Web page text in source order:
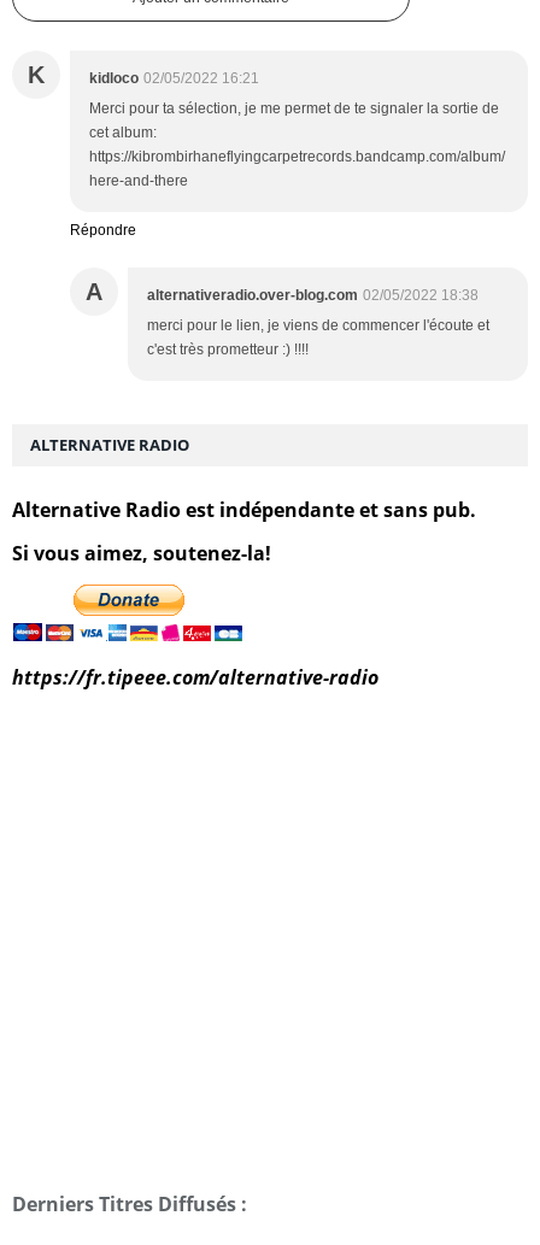
K kidloco 02/05/2022 16:21
Merci pour ta sélection, je me permet de te signaler la sortie de
cet album:
https://kibrombirhaneflyingcarpetrecords.bandcamp.com/album/
here-and-there
Répondre
A alternativeradio.over-blog.com 02/05/2022 18:38
merci pour le lien, je viens de commencer l'écoute et
c'est très prometteur :) !!!!
ALTERNATIVE RADIO
Alternative Radio est indépendante et sans pub.
Si vous aimez, soutenez-la!
https://fr.tipeee.com/alternative-radio
Derniers Titres Diffusés :